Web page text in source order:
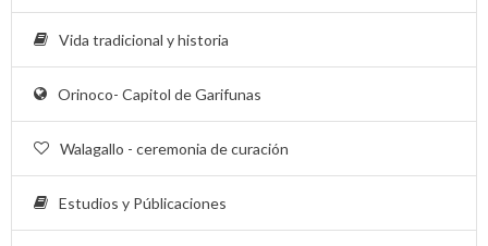
Vida tradicional y historia
Orinoco- Capitol de Garifunas
Walagallo - ceremonia de curación
Estudios y Públicaciones